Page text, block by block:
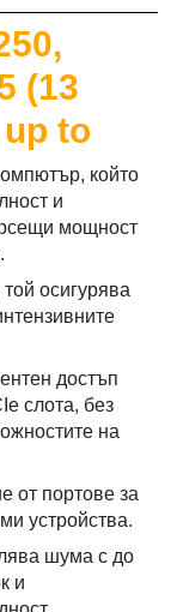
(13
to
който
и
мощност
осигурява
достъп
слота, без
на
от портове за
устройства.
шума с до
и